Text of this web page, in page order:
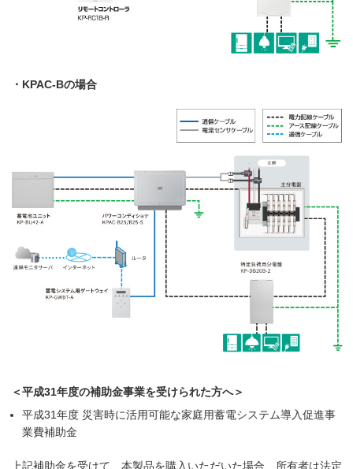
・KPAC-Bの場合
＜平成31年度の補助金事業を受けられた方へ＞
平成31年度 災害時に活用可能な家庭用蓄電システム導入促進事
業費補助金
上記補助金を受けて、本製品を購入いただいた場合、所有者は法定